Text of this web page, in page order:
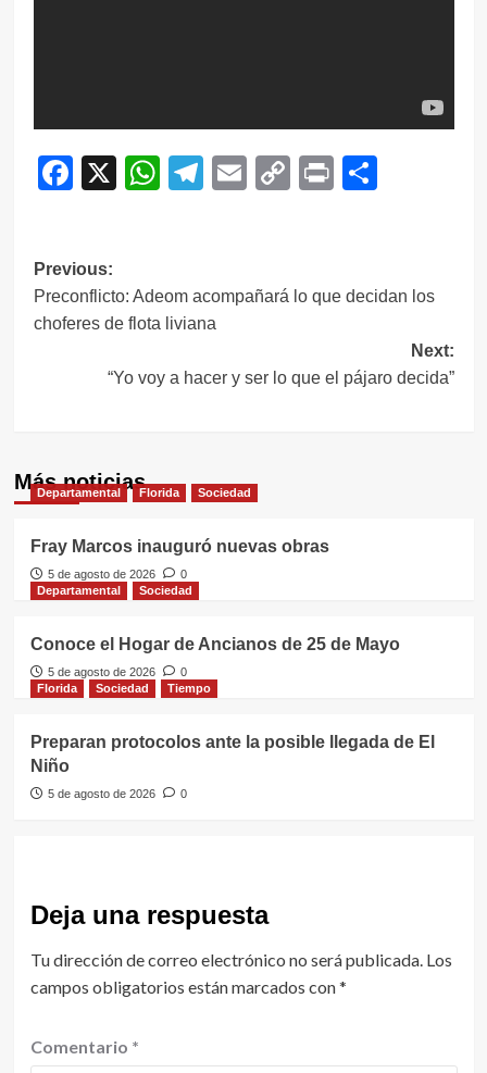
Facebook
X WhatsApp
Telegram
EmailCopy
Print
Navegación
de
Previous:
Preconflicto: Adeom acompañará lo que decidan los
choferes de flota liviana
Next:
“Yo voy a hacer y ser lo que el pájaro decida”
Más noticias
Departamental Florida Sociedad
Fray Marcos inauguró nuevas obras
5 de agosto de 2026
0
Departamental
Sociedad
Conoce el Hogar de Ancianos de 25 de Mayo
5 de agosto de 2026
0
Florida
Sociedad Tiempo
Preparan protocolos ante la posible llegada de El
Niño
5 de agosto de 2026 0
Deja una respuesta
Tu dirección de correo electrónico no será publicada. Los
campos obligatorios están marcados con*
Comentario *